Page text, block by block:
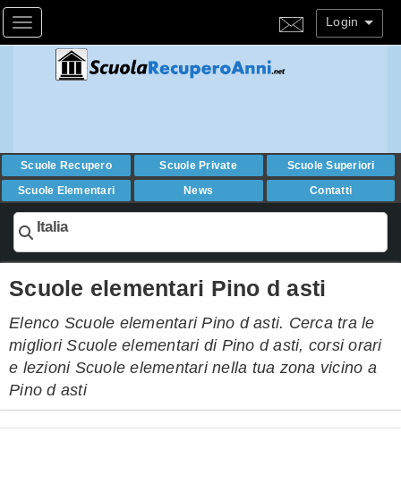
Toggle navigation Login
Scuole Recupero Scuole Private
Scuole Superiori
Scuole Elementari
News Contatti
Italia
Scuole elementari Pino d asti
Elenco Scuole elementari Pino d asti. Cerca tra le
migliori Scuole elementari di Pino d asti, corsi orari
e lezioni Scuole elementari nella tua zona vicino a
Pino d asti